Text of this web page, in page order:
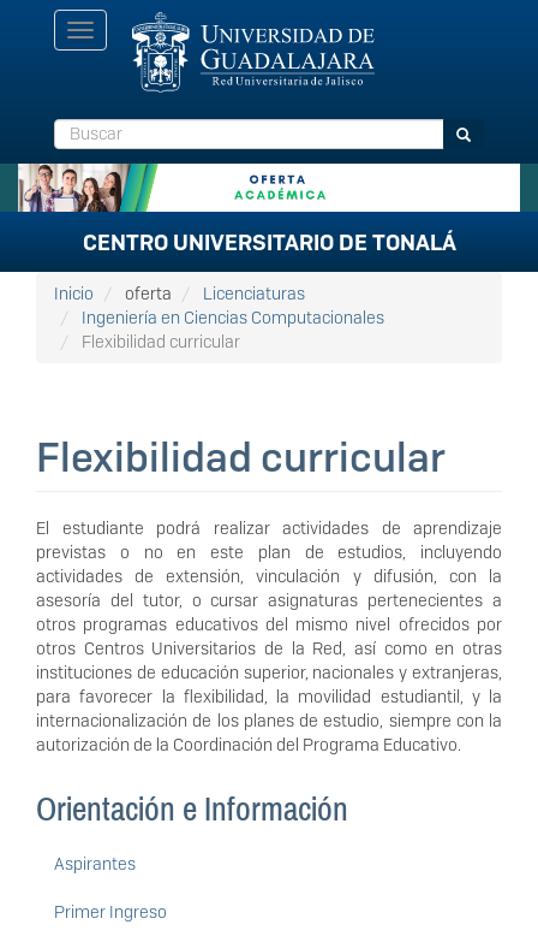
Toggle
navigation
Buscar Buscar
CENTRO UNIVERSITARIO DE TONALÁ
Inicio oferta
Licenciaturas
Ingeniería en Ciencias Computacionales
Flexibilidad curricular
Flexibilidad curricular
El estudiante podrá realizar actividades de aprendizaje
previstas o no en este plan de estudios, incluyendo
actividades de extensión, vinculación y difusión, con la
asesoría del tutor, o cursar asignaturas pertenecientes a
otros programas educativos del mismo nivel ofrecidos por
otros Centros Universitarios de la Red, así como en otras
instituciones de educación superior, nacionales y extranjeras,
para favorecer la flexibilidad, la movilidad estudiantil, y la
internacionalización de los planes de estudio, siempre con la
autorización de la Coordinación del Programa Educativo.
Orientación e Información
Aspirantes
Primer Ingreso